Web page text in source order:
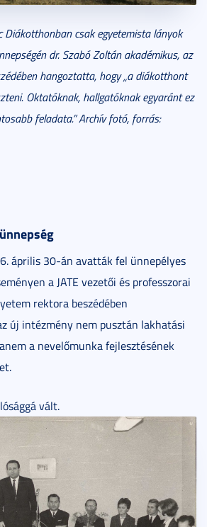
Diákotthonban csak egyetemista lányok
dr. Szabó Zoltán akadémikus, az
hangoztatta, hogy „a diákotthont
Oktatóknak, hallgatóknak egyaránt ez
feladata.” Archív fotó, forrás:
április 30-án avatták fel ünnepélyes
a JATE vezetői és professzorai
rektora beszédében
új intézmény nem pusztán lakhatási
a nevelőmunka fejlesztésének
vált.